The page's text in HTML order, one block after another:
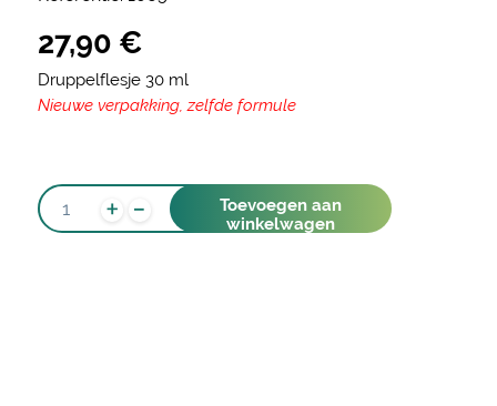
27,90 €
Druppelflesje 30 ml
Nieuwe verpakking, zelfde formule
GEMMO
SINUS
+ -
Toevoegen aan
winkelwagen